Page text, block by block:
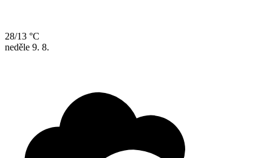
28/13 °C
neděle 9. 8.